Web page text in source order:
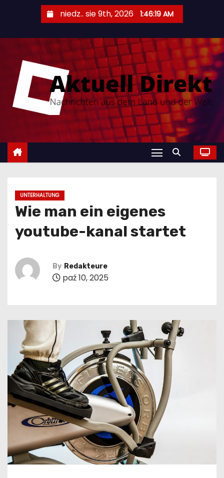
e
n
niedz.. sie 9th, 2026 1:46:21 AM
UNTERHALTUNG
Wie man ein eigenes
youtube-kanal startet
By Redakteure
paź 10, 2025